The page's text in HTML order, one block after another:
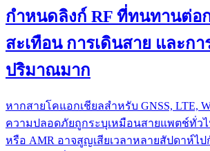
กำหนดลิงก์ RF ที่ทนทานต่อ
สะเทือน การเดินสาย และกา
ปริมาณมาก
หากสายโคแอกเชียลสำหรับ GNSS, LTE,
ความปลอดภัยถูกระบุเหมือนสายแพตช์ทั่วไ
หรือ AMR อาจสูญเสียเวลาหลายสัปดาห์